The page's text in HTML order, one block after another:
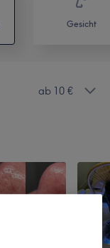
Gesicht
ab 10 €